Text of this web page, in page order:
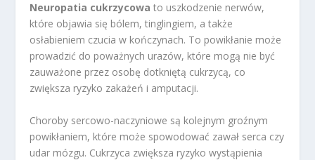
Neuropatia cukrzycowa to uszkodzenie nerwów,
które objawia się bólem, tinglingiem, a także
osłabieniem czucia w kończynach. To powikłanie może
prowadzić do poważnych urazów, które mogą nie być
zauważone przez osobę dotkniętą cukrzycą, co
zwiększa ryzyko zakażeń i amputacji.
Choroby sercowo-naczyniowe są kolejnym groźnym
powikłaniem, które może spowodować zawał serca czy
udar mózgu. Cukrzyca zwiększa ryzyko wystąpienia